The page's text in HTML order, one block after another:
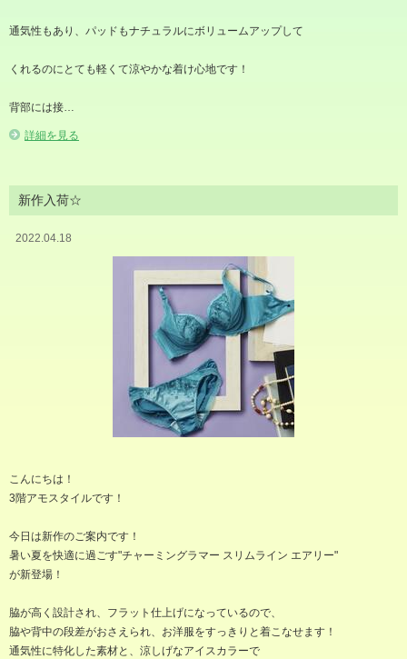
通気性もあり、パッドもナチュラルにボリュームアップして
くれるのにとても軽くて涼やかな着け心地です！
背部には接…
詳細を見る
新作入荷☆
2022.04.18
こんにちは！
3階アモスタイルです！
今日は新作のご案内です！
暑い夏を快適に過ごす"チャーミングラマー スリムライン エアリー"
が新登場！
脇が高く設計され、フラット仕上げになっているので、
脇や背中の段差がおさえられ、お洋服をすっきりと着こなせます！
通気性に特化した素材と、涼しげなアイスカラーで